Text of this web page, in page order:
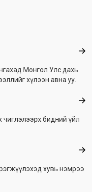
Монгол Улс дахь
хүлээн авна уу.
чиглэлээрх бидний үйл
хувь нэмрээ